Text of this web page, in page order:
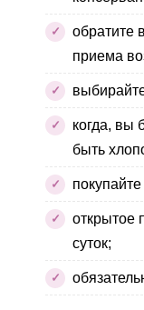
обратите
приема
когда, вы
быть
открытое
суток;